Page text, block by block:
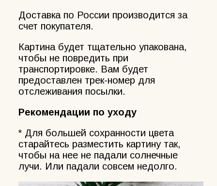
Доставка по России производится за
счет покупателя.
Картина будет тщательно упакована,
чтобы не повредить при
транспортировке. Вам будет
предоставлен трек-номер для
отслеживания посылки.
Рекомендации по уходу
* Для большей сохранности цвета
старайтесь разместить картину так,
чтобы на нее не падали солнечные
лучи. Или падали совсем недолго.